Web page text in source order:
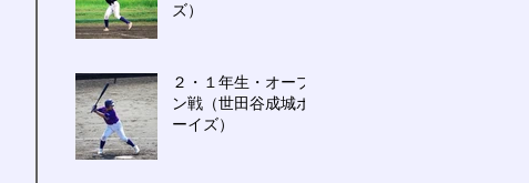
ズ）
２・１年生・オープ
ン戦（世田谷成城ボ
ーイズ）